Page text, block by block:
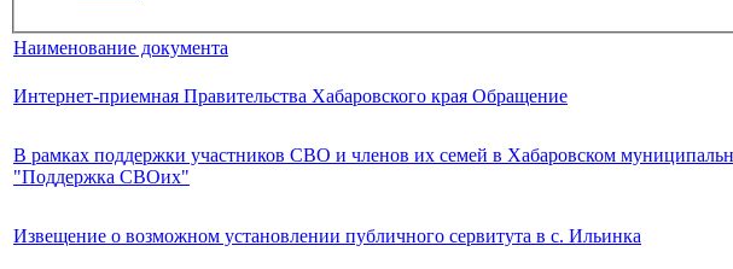
Наименование документа
Интернет-приемная Правительства Хабаровского края Обращение
В рамках поддержки участников СВО и членов их семей в Хабаровском
"Поддержка СВОих"
Извещение о возможном установлении публичного сервитута в с. Ильинка